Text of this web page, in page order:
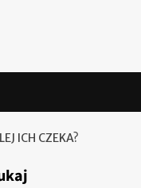
ICH CZEKA?